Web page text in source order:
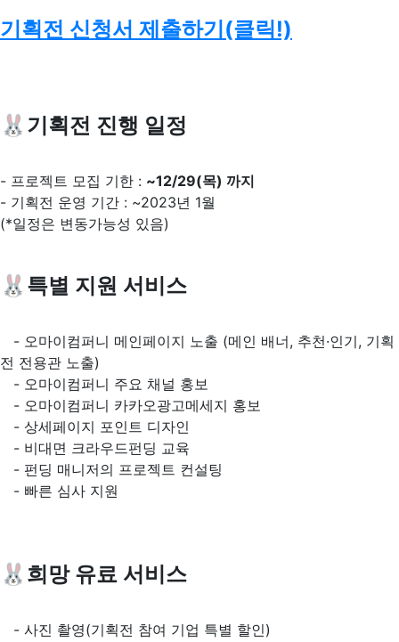
기획전 신청서 제출하기(클릭!)
🐰기획전 진행 일정
- 프로젝트 모집 기한 : ~12/29(목) 까지
- 기획전 운영 기간 : ~2023년 1월
(*일정은 변동가능성 있음)
🐰특별 지원 서비스
- 오마이컴퍼니 메인페이지 노출 (메인 배너, 추천·인기, 기획
전 전용관 노출)
- 오마이컴퍼니 주요 채널 홍보
- 오마이컴퍼니 카카오광고메세지 홍보
- 상세페이지 포인트 디자인
- 비대면 크라우드펀딩 교육
- 펀딩 매니저의 프로젝트 컨설팅
- 빠른 심사 지원
🐰희망 유료 서비스
- 사진 촬영(기획전 참여 기업 특별 할인)